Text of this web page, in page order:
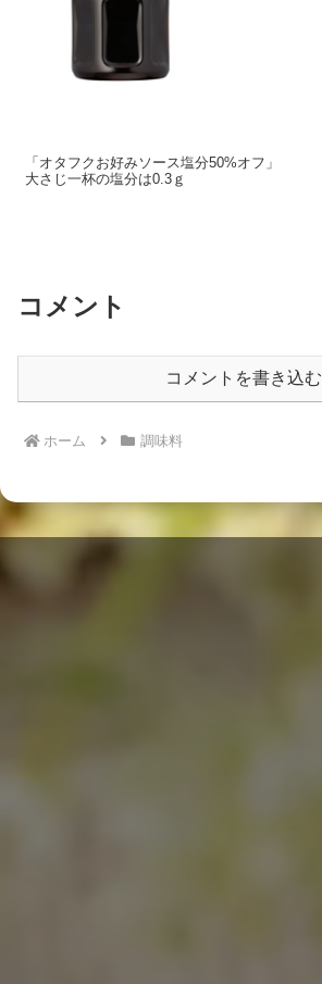
「オタフクお好みソース塩分50%オフ」
大さじ一杯の塩分は0.3ｇ
コメント
コメントを書き込む
ホーム 調味料